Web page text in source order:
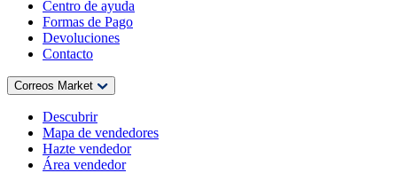
Centro de ayuda
Formas de Pago
Devoluciones
Contacto
Correos Market
Descubrir
Mapa de vendedores
Hazte vendedor
Área vendedor